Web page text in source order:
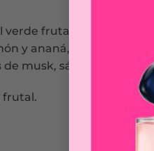
verde frutada plena de
y ananá, junto a
de musk, sándalo y
frutal.